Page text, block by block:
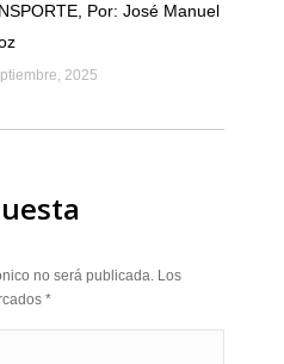
Por: José Manuel
2025
no será publicada. Los
*